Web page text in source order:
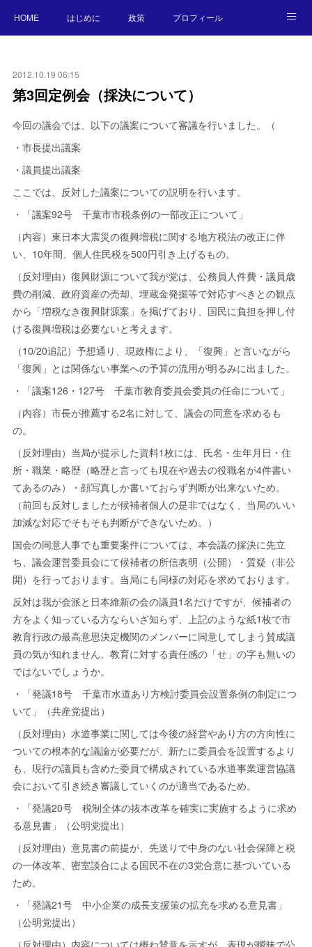
HOME はじめに 政策 プロフィール
2012.10.19 06:15
第3回定例会（採決について）
今回の議会では、以下の議案について審議を行いました。（
・市長提出議案
・議員提出議案
ここでは、反対した議案についての説明を行います。
・「議案92号 千葉市市税条例の一部改正について」
（内容）東日本大震災の復興増税に関する地方税法の改正に伴
い、10年間、個人住民税を500円引き上げるもの。
（反対理由）復興財源について我が党は、公務員人件費・議員歳
費の削減、政府資産の売却、埋蔵金発掘等で対応すべきとの観点
から「増税なき復興財源案」を掲げており、国民に負担を押し付
ける復興増税は必要ないと考えます。
（10/20追記）予想通り、現政権により、「復興」と言いながら
「復興」とは関係ない事業への予算の流用が明るみに出ました。
・「議案126・127号 千葉市教育委員会委員の任命について」
（内容）市長が推薦する2名に対して、議会の同意を求めるも
の。
（反対理由）当局が提示した資料1枚には、氏名・生年月日・住
所・職業・略歴（略歴と言っても現在や過去の役職名が4件書い
てあるのみ）・顔写真しか書いておらず判断が出来ないため。
（前回も反対しましたが候補者個人の是非ではなく、当局のいい
加減な対応でそもそも判断ができないため。）
国会の同意人事でも重要案件については、本会議の採決に先立
ち、議会運営委員会にて候補者の所信表明（公開）・質疑（非公
開）を行っております。当局にも同様の対応を求めております。
反対は我が会派と日本維新の会の議員1名だけですが、候補者の
方をよく知っている方ならいざ知らず、上記のような紙1枚で市
教育行政の最高意思決定機関のメンバーに同意してしまう賛成議
員の気が知れません。教育に対する責任感の「せ」の字も無いの
ではないでしょうか。
・「発議18号 千葉市水道あり方検討委員会設置条例の制定につ
いて」（共産党提出）
（反対理由）水道事業に関しては今後の経営やあり方の方向性に
ついての根本的な議論が必要だが、新たに委員会を設置するより
も、現行の議員も含めた委員で構成されている水道事業運営協議
会において引き続き審議していくのが適当であるため。
・「発議20号 税制全体の抜本改革を確実に実施するように求め
る意見書」（公明党提出）
（反対理由）意見書の前提が、先送りで中身のない社会保障と税
の一体改革、密室談合による国民不在の3党合意に基づいている
ため。
・「発議21号 中小企業の成長支援策の拡充を求める意見書」
（公明党提出）
（反対理由）内容については概ね賛意を示すが、表現が曖昧で公